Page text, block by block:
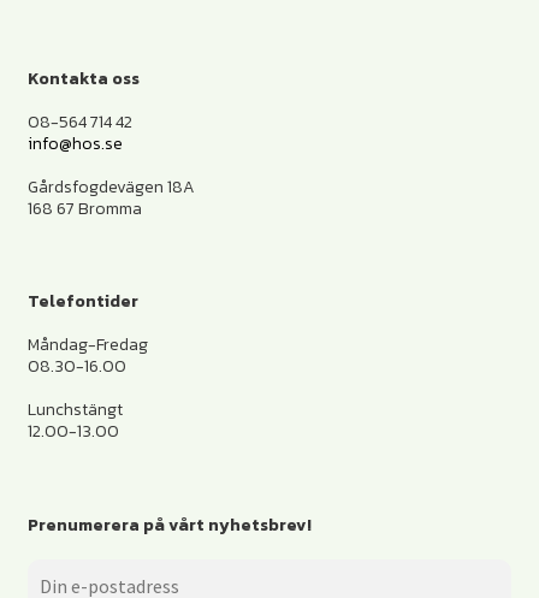
Kontakta oss
08-564 714 42
info@hos.se
Gårdsfogdevägen 18A
168 67 Bromma
Telefontider
Måndag-Fredag
08.30-16.00
Lunchstängt
12.00-13.00
Prenumerera på vårt nyhetsbrev!